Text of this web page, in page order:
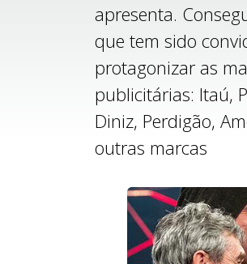
apresenta.
que tem sido
protagonizar as
publicitárias: Itaú,
Diniz, Perdigão,
outras marcas